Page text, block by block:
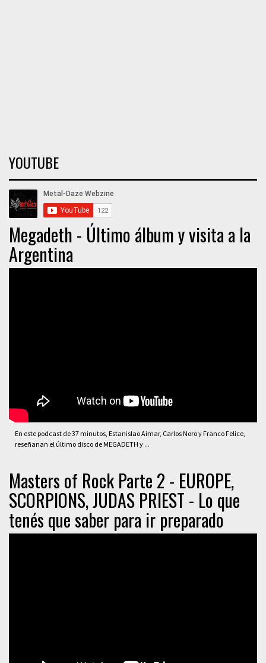
YOUTUBE
Megadeth - Último álbum y visita a la
Argentina
En este podcast de 37 minutos, Estanislao Aimar, Carlos Noro y Franco Felice,
reseñanan el último disco de MEGADETH y ...
Masters of Rock Parte 2 - EUROPE,
SCORPIONS, JUDAS PRIEST - Lo que
tenés que saber para ir preparado